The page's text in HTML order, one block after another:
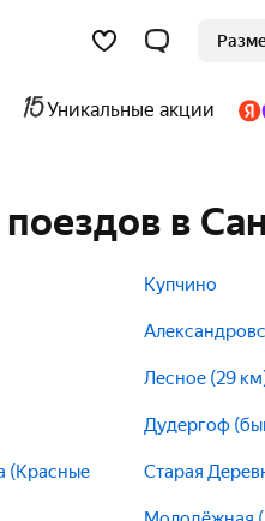
Уникальные акции
в
(Красные
Купчино
Лесное (29
Дудергоф
Старая